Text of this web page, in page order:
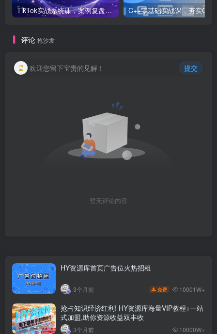
TikTok实战系统课，案例复盘、数据解析、运营执行，从0到1构建千万级电商体系（更新）
评论 抢沙发
欢迎您留下宝贵的见解！ 提交
暂无评论内容
HY资源库首页广告位火热招租
3个月前 免费 10001W+
抢占知识经济红利! HY资源库海量VIP教程+一站
式加盟,助你资源收益双丰收
3个月前 10000W+